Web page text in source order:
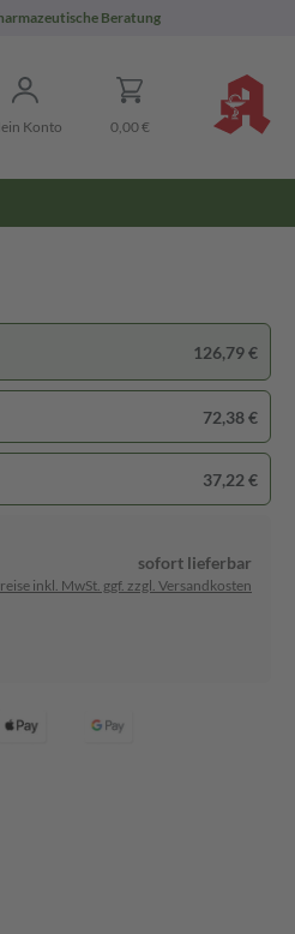
Beratung
Konto 0,00 €
126,79 €
72,38 €
37,22 €
sofort lieferbar
inkl. MwSt. ggf. zzgl. Versandkosten